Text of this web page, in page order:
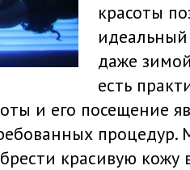
красоты
даже
есть
и его посещение
красивую кожу